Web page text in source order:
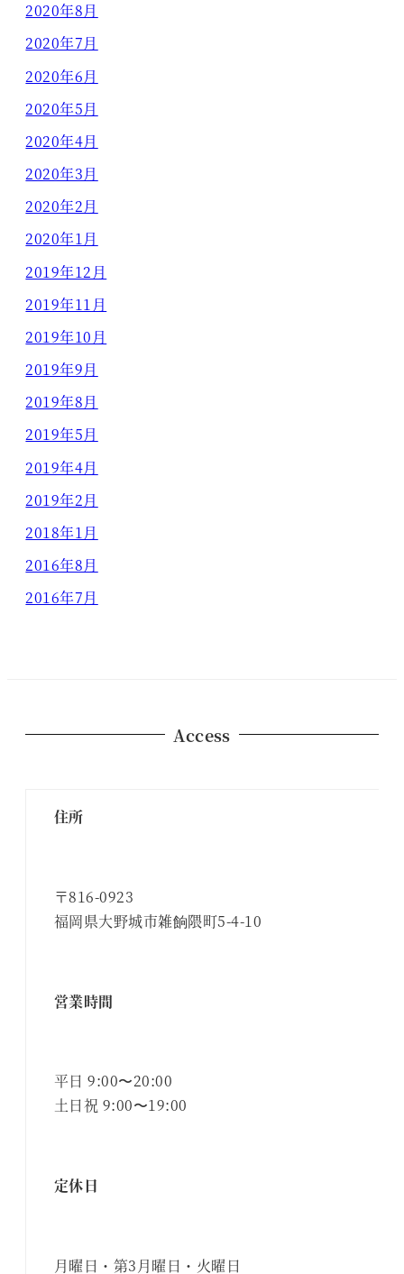
2020年8月
2020年7月
2020年6月
2020年5月
2020年4月
2020年3月
2020年2月
2020年1月
2019年12月
2019年11月
2019年10月
2019年9月
2019年8月
2019年5月
2019年4月
2019年2月
2018年1月
2016年8月
2016年7月
Access
住所
〒816-0923
福岡県大野城市雑餉隈町5-4-10
営業時間
平日 9:00〜20:00
土日祝 9:00〜19:00
定休日
月曜日・第3月曜日・火曜日